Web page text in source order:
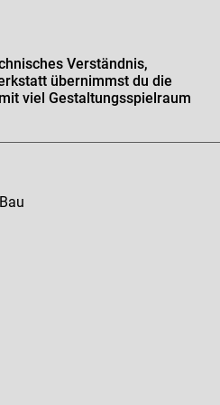
Verständnis,
übernimmst du die
viel Gestaltungsspielraum